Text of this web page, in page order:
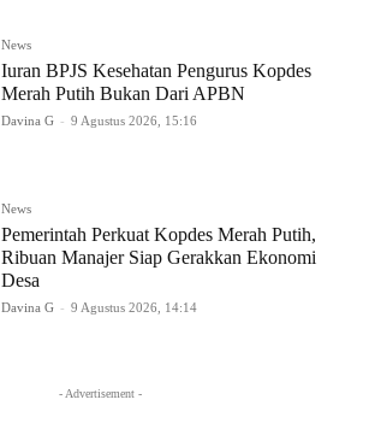
News
Iuran BPJS Kesehatan Pengurus Kopdes
Merah Putih Bukan Dari APBN
Davina G - 9 Agustus 2026, 15:16
News
Pemerintah Perkuat Kopdes Merah Putih,
Ribuan Manajer Siap Gerakkan Ekonomi
Desa
Davina G - 9 Agustus 2026, 14:14
- Advertisement -